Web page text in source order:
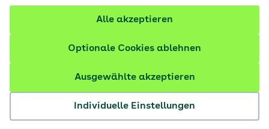
Individuelle Einstellungen
Ausgewählte akzeptieren
Optionale Cookies ablehnen
Alle akzeptieren
Arbeitgeber/-in:
Leer
Bewerbungsfrist: 30.11.2026
Ausbildungsbeginn: 31.07.2027
Fachgebiet: Ausbildung